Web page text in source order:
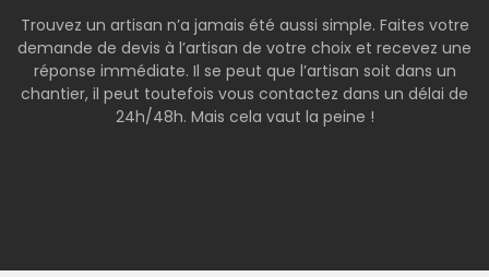
Trouvez un artisan n’a jamais été aussi simple. Faites votre
demande de devis à l’artisan de votre choix et recevez une
réponse immédiate. Il se peut que l’artisan soit dans un
chantier, il peut toutefois vous contactez dans un délai de
24h/48h. Mais cela vaut la peine !